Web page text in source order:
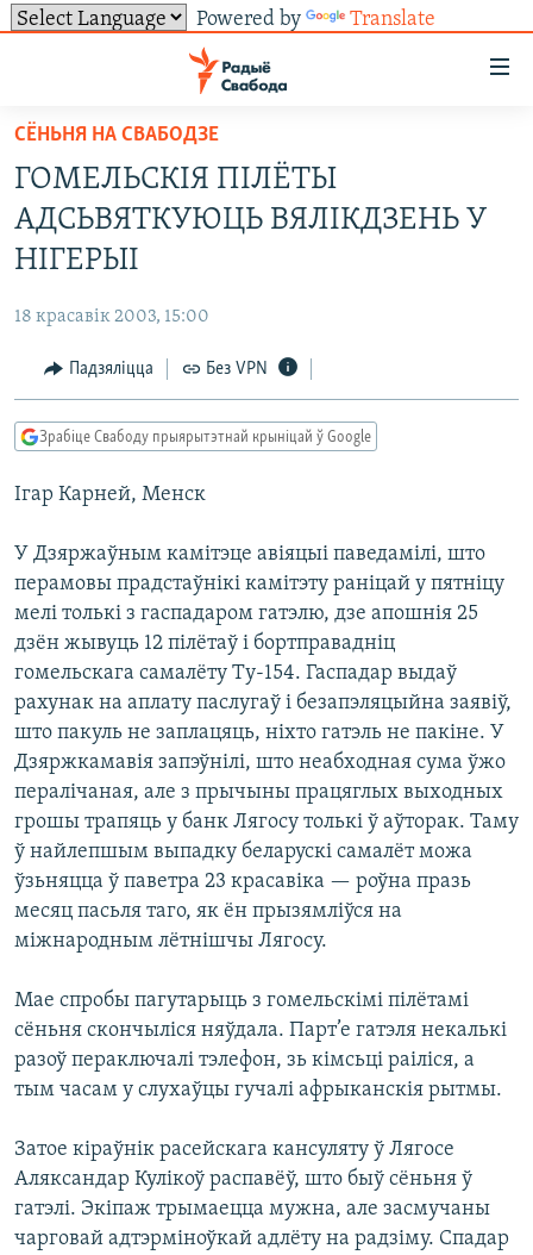
Powered by Translate
ўнівэрсальнага
доступу
Перайсьці
да
галоўнага
зьместу
да
навігацыі
Перайсьці
да
ВІДЭА І ФОТА
ПАЛІТЫКА
ЭКАНОМІКА
ПАЛІТВЯЗЬНІ
КУЛЬТУРА
КАЛЯНДАР
ТЭСТЫ
ГІСТОРЫЯ НА СВАБОДЗЕ
ПАДКАСТЫ
PREMIUM
МОВА
НА ХВАЛЯХ СВАБОДЫ
СУВЯЗЬ
ПАДЗЯЛІЦЦА ІНФАРМАЦЫЯЙ
RSS
ПАДКАСТЫ
Усе сайты РС/РСЭ
СЁНЬНЯ НА СВАБОДЗЕ
ГОМЕЛЬСКІЯ ПІЛЁТЫ
АДСЬВЯТКУЮЦЬ ВЯЛІКДЗЕНЬ У
НІГЕРЫІ
18 красавік 2003, 15:00
Падзяліцца Без VPN
Зрабіце Свабоду прыярытэтнай крыніцай ў Google
Ігар Карней, Менск
У Дзяржаўным камітэце авіяцыі паведамілі, што
перамовы прадстаўнікі камітэту раніцай у пятніцу
мелі толькі з гаспадаром гатэлю, дзе апошнія 25
дзён жывуць 12 пілётаў і бортправадніц
гомельскага самалёту Ту-154. Гаспадар выдаў
рахунак на аплату паслугаў і безапэляцыйна заявіў,
што пакуль не заплацяць, ніхто гатэль не пакіне. У
Дзяржкамавія запэўнілі, што неабходная сума ўжо
пералічаная, але з прычыны працяглых выходных
грошы трапяць у банк Лягосу толькі ў аўторак. Таму
ў найлепшым выпадку беларускі самалёт можа
ўзьняцца ў паветра 23 красавіка — роўна празь
месяц пасьля таго, як ён прызямліўся на
міжнародным лётнішчы Лягосу.
Мае спробы пагутарыць з гомельскімі пілётамі
сёньня скончыліся няўдала. Парт’е гатэля некалькі
разоў пераключалі тэлефон, зь кімсьці раіліся, а
тым часам у слухаўцы гучалі афрыканскія рытмы.
Затое кіраўнік расейскага кансуляту ў Лягосе
Аляксандар Кулікоў распавёў, што быў сёньня ў
гатэлі. Экіпаж трымаецца мужна, але засмучаны
чарговай адтэрміноўкай адлёту на радзіму. Спадар